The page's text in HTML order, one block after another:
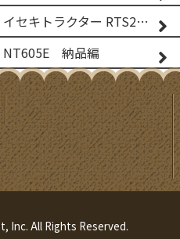
低床トラクターで枝こなし イセキトラクター RTS205NS & フレールモア FNC1202F
納品編
Inc. All Rights Reserved.